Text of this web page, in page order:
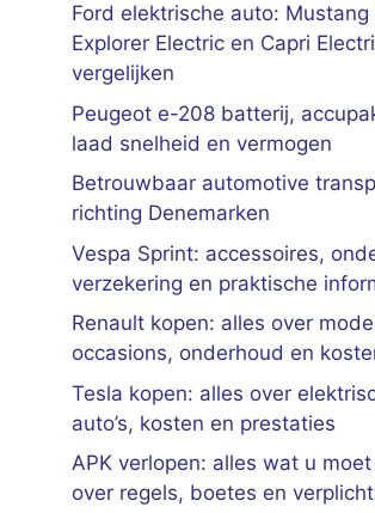
Ford elektrische auto: Mustang
Explorer Electric en Capri
vergelijken
Peugeot e-208 batterij,
laad snelheid en vermogen
Betrouwbaar automotive
richting Denemarken
Vespa Sprint: accessoires,
verzekering en praktische
Renault kopen: alles over
occasions, onderhoud en
Tesla kopen: alles over
auto’s, kosten en prestaties
APK verlopen: alles wat u
over regels, boetes en